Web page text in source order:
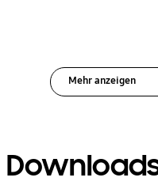
Mehr anzeigen